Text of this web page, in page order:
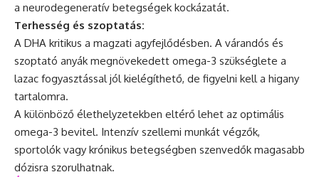
a neurodegeneratív betegségek kockázatát.
Terhesség és szoptatás:
A DHA kritikus a magzati agyfejlődésben. A várandós és
szoptató anyák megnövekedett omega-3 szükséglete a
lazac fogyasztással jól kielégíthető, de figyelni kell a higany
tartalomra.
A különböző élethelyzetekben eltérő lehet az optimális
omega-3 bevitel. Intenzív szellemi munkát végzők,
sportolók vagy krónikus betegségben szenvedők magasabb
dózisra szorulhatnak.